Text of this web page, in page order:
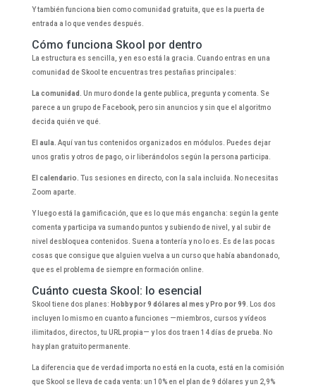
Y también funciona bien como comunidad gratuita, que es la puerta de
entrada a lo que vendes después.
Cómo funciona Skool por dentro
La estructura es sencilla, y en eso está la gracia. Cuando entras en una
comunidad de Skool te encuentras tres pestañas principales:
La comunidad.
Un muro donde la gente publica, pregunta y comenta. Se
parece a un grupo de Facebook, pero sin anuncios y sin que el algoritmo
decida quién ve qué.
El aula. Aquí van tus contenidos organizados en módulos. Puedes dejar
unos gratis y otros de pago, o ir liberándolos según la persona participa.
El calendario. Tus sesiones en directo, con la sala incluida. No necesitas
Zoom aparte.
Y luego está la gamificación, que es lo que más engancha: según la gente
comenta y participa va sumando puntos y subiendo de nivel, y al subir de
nivel desbloquea contenidos. Suena a tontería y no lo es. Es de las pocas
cosas que consigue que alguien vuelva a un curso que había abandonado,
que es el problema de siempre en formación online.
Cuánto cuesta Skool: lo esencial
Skool tiene dos planes: Hobby por 9 dólares al mesy Pro por 99 . Los dos
incluyen lo mismo en cuanto a funciones —miembros, cursos y vídeos
ilimitados, directos, tu URL propia— y los dos traen 14 días de prueba. No
hay plan gratuito permanente.
La diferencia que de verdad importa no está en la cuota, está en la comisión
que Skool se lleva de cada venta: un 10% en el plan de 9 dólares y un 2,9%